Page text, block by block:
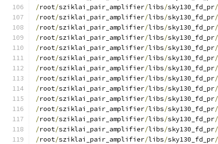
/root/sziklai_pair_amplifier/libs/sky130_fd_pr/
/root/sziklai_pair_amplifier/libs/sky130_fd_pr/
/root/sziklai_pair_amplifier/libs/sky130_fd_pr/
/root/sziklai_pair_amplifier/libs/sky130_fd_pr/
/root/sziklai_pair_amplifier/libs/sky130_fd_pr/
/root/sziklai_pair_amplifier/libs/sky130_fd_pr/
/root/sziklai_pair_amplifier/libs/sky130_fd_pr/
/root/sziklai_pair_amplifier/libs/sky130_fd_pr/
/root/sziklai_pair_amplifier/libs/sky130_fd_pr/
/root/sziklai_pair_amplifier/libs/sky130_fd_pr/
/root/sziklai_pair_amplifier/libs/sky130_fd_pr/
/root/sziklai_pair_amplifier/libs/sky130_fd_pr/
/root/sziklai_pair_amplifier/libs/sky130_fd_pr/
/root/sziklai_pair_amplifier/libs/sky130_fd_pr/